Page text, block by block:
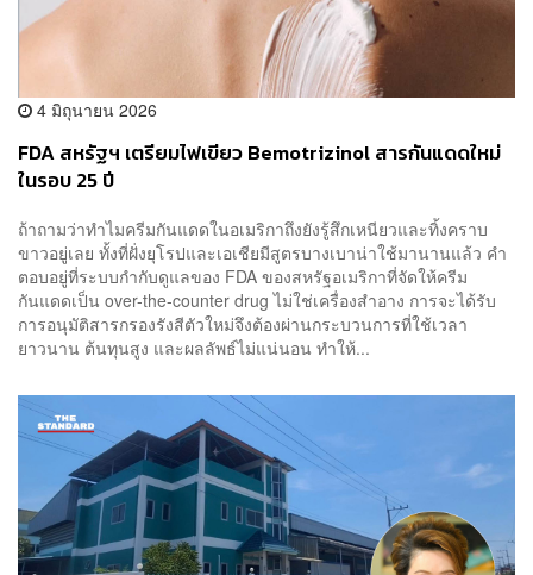
4 มิถุนายน 2026
FDA สหรัฐฯ เตรียมไฟเขียว Bemotrizinol สารกันแดดใหม่
ในรอบ 25 ปี
ถ้าถามว่าทำไมครีมกันแดดในอเมริกาถึงยังรู้สึกเหนียวและทิ้งคราบ
ขาวอยู่เลย ทั้งที่ฝั่งยุโรปและเอเชียมีสูตรบางเบาน่าใช้มานานแล้ว คำ
ตอบอยู่ที่ระบบกำกับดูแลของ FDA ของสหรัฐอเมริกาที่จัดให้ครีม
กันแดดเป็น over-the-counter drug ไม่ใช่เครื่องสำอาง การจะได้รับ
การอนุมัติสารกรองรังสีตัวใหม่จึงต้องผ่านกระบวนการที่ใช้เวลา
ยาวนาน ต้นทุนสูง และผลลัพธ์ไม่แน่นอน ทำให้...